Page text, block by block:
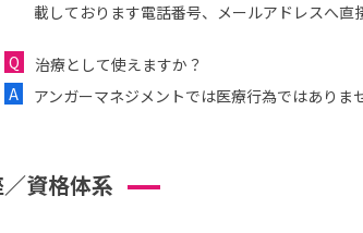
載しております電話番号、メールアドレスへ直
治療として使えますか？
アンガーマネジメントでは医療行為ではありま
資格体系